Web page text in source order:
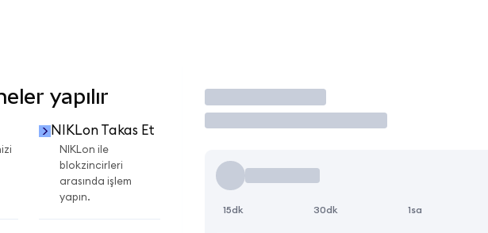
yapılır
NIKLon Takas Et
NIKLon ile
blokzincirleri
arasında işlem
yapın.
İşlem Yap
15dk 30dk 1sa